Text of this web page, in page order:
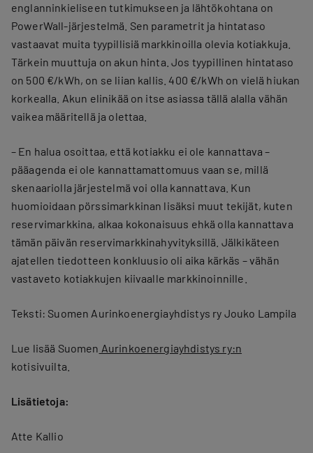
englanninkieliseen tutkimukseen ja lähtökohtana on
PowerWall-järjestelmä. Sen parametrit ja hintataso
vastaavat muita tyypillisiä markkinoilla olevia kotiakkuja.
Tärkein muuttuja on akun hinta. Jos tyypillinen hintataso
on 500 €/kWh, on se liian kallis. 400 €/kWh on vielä hiukan
korkealla. Akun elinikää on itse asiassa tällä alalla vähän
vaikea määritellä ja olettaa.
– En halua osoittaa, että kotiakku ei ole kannattava –
pääagenda ei ole kannattamattomuus vaan se, millä
skenaariolla järjestelmä voi olla kannattava. Kun
huomioidaan pörssimarkkinan lisäksi muut tekijät, kuten
reservimarkkina, alkaa kokonaisuus ehkä olla kannattava
tämän päivän reservimarkkinahyvityksillä. Jälkikäteen
ajatellen tiedotteen konkluusio oli aika kärkäs – vähän
vastaveto kotiakkujen kiivaalle markkinoinnille.
Teksti: Suomen Aurinkoenergiayhdistys ry Jouko Lampila
Lue lisää Suomen Aurinkoenergiayhdistys ry:n
kotisivuilta.
Lisätietoja:
Atte Kallio